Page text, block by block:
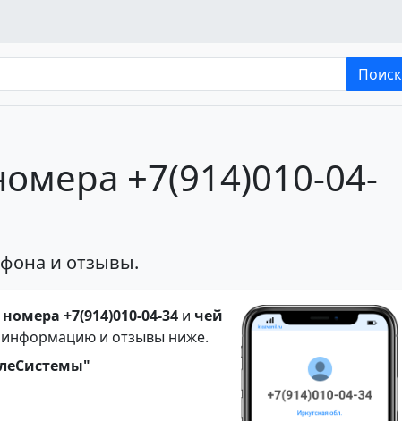
Поиск
+7(914)010-04-
и отзывы.
+7(914)010-04-34 и чей
информацию и отзывы ниже.